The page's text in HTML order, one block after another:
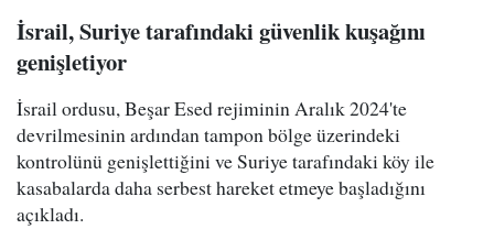
İsrail, Suriye tarafındaki güvenlik kuşağını
genişletiyor
İsrail ordusu, Beşar Esed rejiminin Aralık 2024'te
devrilmesinin ardından tampon bölge üzerindeki
kontrolünü genişlettiğini ve Suriye tarafındaki köy ile
kasabalarda daha serbest hareket etmeye başladığını
açıkladı.